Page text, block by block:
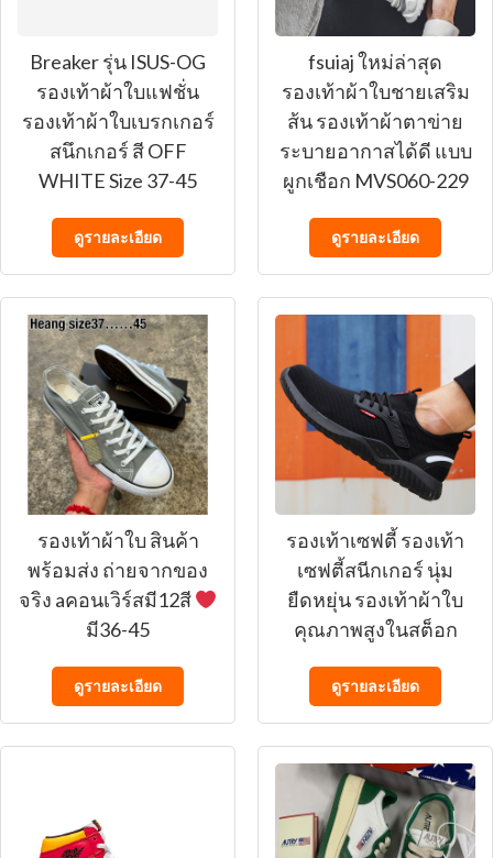
Breaker รุ่น ISUS-OG
รองเท้าผ้าใบแฟชั่น
รองเท้าผ้าใบเบรกเกอร์
สนึกเกอร์ สี OFF
WHITE Size 37-45
ดูรายละเอียด
fsuiaj ใหม่ล่าสุด
รองเท้าผ้าใบชายเสริม
ส้น รองเท้าผ้าตาข่าย
ระบายอากาสได้ดี แบบ
ผูกเชือก MVS060-229
ดูรายละเอียด
รองเท้าผ้าใบ สินค้า
พร้อมส่ง ถ่ายจากของ
จริง aคอนเวิร์สมี12สี
มี36-45
ดูรายละเอียด
รองเท้าเซฟตี้ รองเท้า
เซฟตี้สนีกเกอร์ นุ่ม
ยืดหยุ่น รองเท้าผ้าใบ
คุณภาพสูงในสต็อก
ดูรายละเอียด